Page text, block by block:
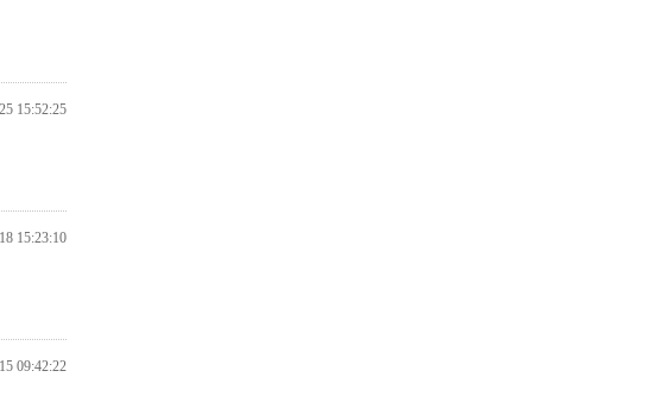
15:52:25
15:23:10
09:42:22